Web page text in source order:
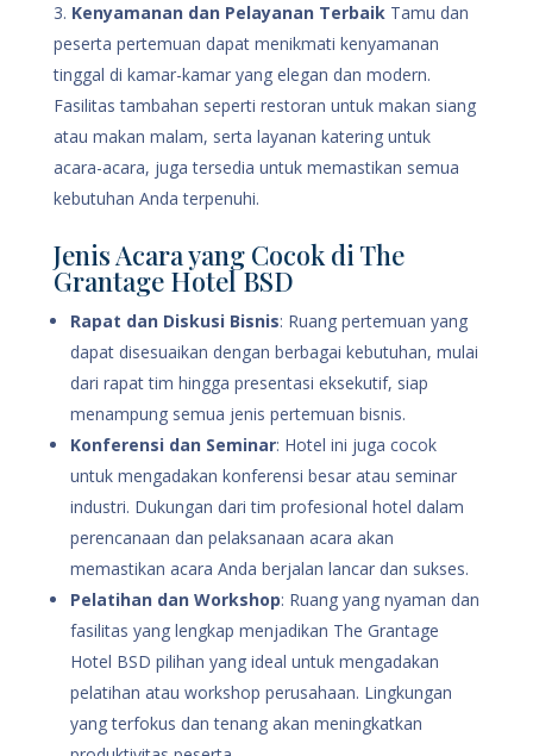
Kenyamanan dan Pelayanan TerbaikTamu dan
peserta pertemuan dapat menikmati kenyamanan
tinggal di kamar-kamar yang elegan dan modern.
Fasilitas tambahan seperti restoran untuk makan siang
atau makan malam, serta layanan katering untuk
acara-acara, juga tersedia untuk memastikan semua
kebutuhan Anda terpenuhi.
Jenis Acara yang Cocok di The
Grantage Hotel BSD
Rapat dan Diskusi Bisnis: Ruang pertemuan yang
dapat disesuaikan dengan berbagai kebutuhan, mulai
dari rapat tim hingga presentasi eksekutif, siap
menampung semua jenis pertemuan bisnis.
Konferensi dan Seminar: Hotel ini juga cocok
untuk mengadakan konferensi besar atau seminar
industri. Dukungan dari tim profesional hotel dalam
perencanaan dan pelaksanaan acara akan
memastikan acara Anda berjalan lancar dan sukses.
Pelatihan dan Workshop: Ruang yang nyaman dan
fasilitas yang lengkap menjadikan The Grantage
Hotel BSD pilihan yang ideal untuk mengadakan
pelatihan atau workshop perusahaan. Lingkungan
yang terfokus dan tenang akan meningkatkan